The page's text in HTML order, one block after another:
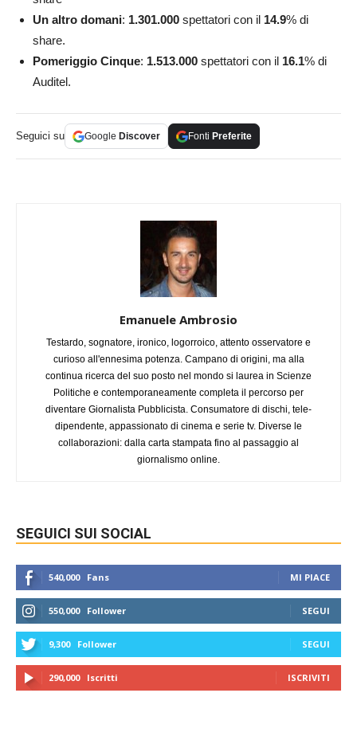
Un altro domani: 1.301.000 spettatori con il 14.9% di
share.
Pomeriggio Cinque: 1.513.000 spettatori con il 16.1% di
Auditel.
Seguici su Google Discover Fonti Preferite
Emanuele Ambrosio
Testardo, sognatore, ironico, logorroico, attento osservatore e
curioso all'ennesima potenza. Campano di origini, ma alla
continua ricerca del suo posto nel mondo si laurea in Scienze
Politiche e contemporaneamente completa il percorso per
diventare Giornalista Pubblicista. Consumatore di dischi, tele-
dipendente, appassionato di cinema e serie tv. Diverse le
collaborazioni: dalla carta stampata fino al passaggio al
giornalismo online.
SEGUICI SUI SOCIAL
540,000 Fans MI PIACE
550,000 Follower SEGUI
9,300 Follower SEGUI
290,000 Iscritti ISCRIVITI